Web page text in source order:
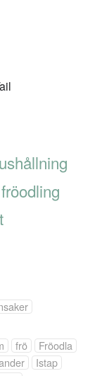
frö
Fröodla
Istap